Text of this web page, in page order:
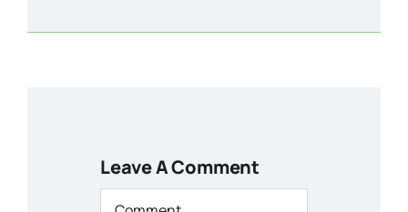
Leave A Comment
Comment